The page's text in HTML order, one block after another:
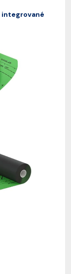
integrované